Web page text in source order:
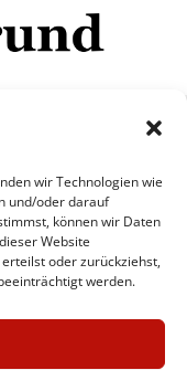
wir Technologien wie
und/oder darauf
können wir Daten
Website
oder zurückziehst,
werden.
- 2026